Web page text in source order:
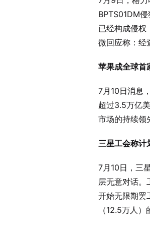
BPTS01DM
已经构成侵权
微回应称：经
苹果成全球首
7月10日消息
超过3.5万亿
市场的持续领
三星工会称计
7月10日，三
层无意对话。
开始无限期罢
（12.5万人）